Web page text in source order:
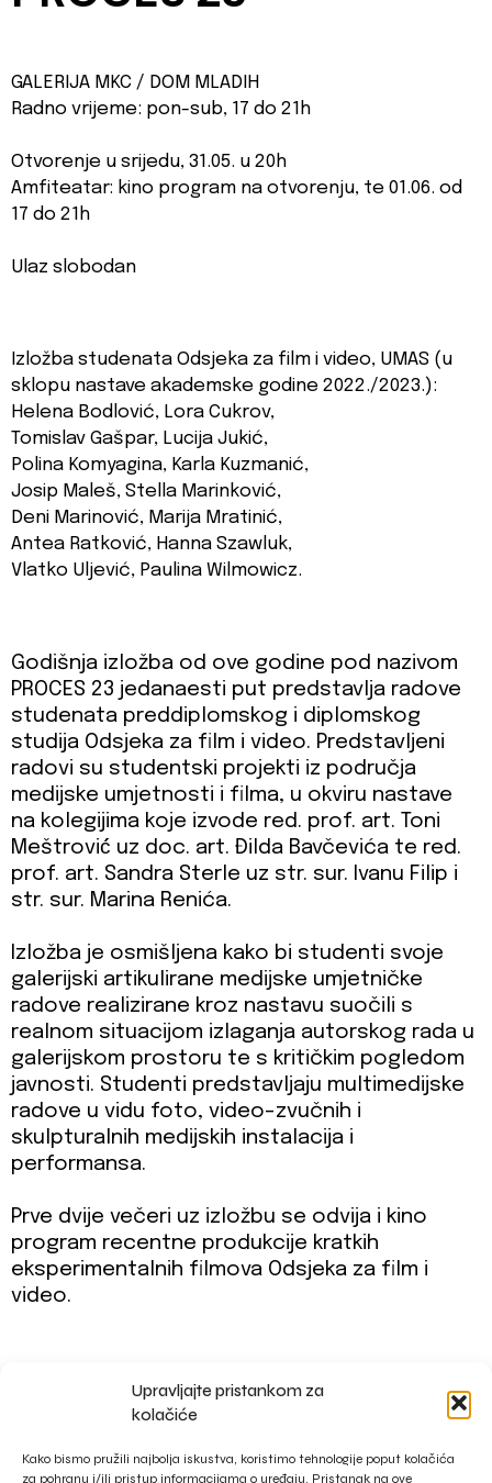
Upravljajte pristankom za
kolačiće
Kako bismo pružili najbolja iskustva, koristimo tehnologije poput kolačića
za pohranu i/ili pristup informacijama o uređaju. Pristanak na ove
GALERIJA MKC / DOM MLADIH
Radno vrijeme: pon-sub, 17 do 21h
Otvorenje u srijedu, 31.05. u 20h
Amfiteatar: kino program na otvorenju, te 01.06. od
17 do 21h
Ulaz slobodan
Izložba studenata Odsjeka za film i video, UMAS (u
sklopu nastave akademske godine 2022./2023.):
Helena Bodlović, Lora Cukrov,
Tomislav Gašpar, Lucija Jukić,
Polina Komyagina, Karla Kuzmanić,
Josip Maleš, Stella Marinković,
Deni Marinović, Marija Mratinić,
Antea Ratković, Hanna Szawluk,
Vlatko Uljević, Paulina Wilmowicz.
Godišnja izložba od ove godine pod nazivom
PROCES 23 jedanaesti put predstavlja radove
studenata preddiplomskog i diplomskog
studija Odsjeka za film i video. Predstavljeni
radovi su studentski projekti iz područja
medijske umjetnosti i filma, u okviru nastave
na kolegijima koje izvode red. prof. art. Toni
Meštrović́ uz doc. art. Đilda Bavčevića te red.
prof. art. Sandra Sterle uz str. sur. Ivanu Filip i
str. sur. Marina Renića.
Izložba je osmišljena kako bi studenti svoje
galerijski artikulirane medijske umjetničke
radove realizirane kroz nastavu suočili s
realnom situacijom izlaganja autorskog rada u
galerijskom prostoru te s kritičkim pogledom
javnosti. Studenti predstavljaju multimedijske
radove u vidu foto, video-zvučnih i
skulpturalnih medijskih instalacija i
performansa.
Prve dvije večeri uz izložbu se odvija i kino
program recentne produkcije kratkih
eksperimentalnih filmova Odsjeka za film i
video.
impressum
privacy policy